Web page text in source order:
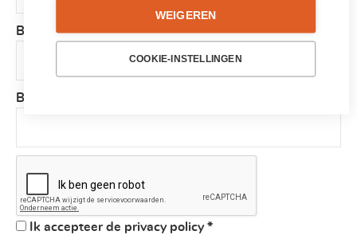
Bedrijf
BTW-nummer
Ik accepteer de privacy policy*
WEIGEREN
COOKIE-INSTELLINGEN